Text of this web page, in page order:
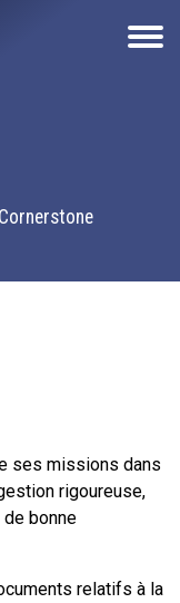
ses missions dans
rigoureuse,
bonne
relatifs à la